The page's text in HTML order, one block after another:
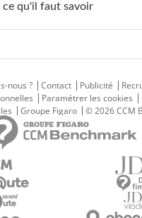
ce qu'il faut savoir
nous ?
Contact Publicité
Paramétrer les cookies
Groupe Figaro © 2026 CCM